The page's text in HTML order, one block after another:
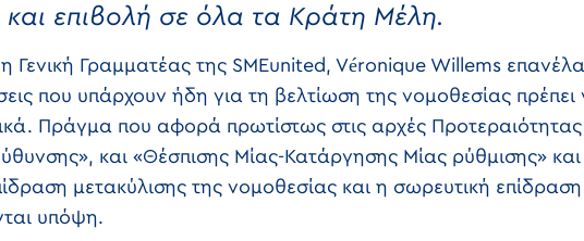
και επιβολή σε όλα τα Κράτη Μέλη.
η Γενική Γραμματέας της SMEunited, Véronique Willems
που υπάρχουν ήδη για τη βελτίωση της νομοθεσίας
Πράγμα που αφορά πρωτίστως στις αρχές Προτεραιότητας
και «Θέσπισης Μίας-Κατάργησης Μίας ρύθμισης»
μετακύλισης της νομοθεσίας και η σωρευτική
υπόψη.